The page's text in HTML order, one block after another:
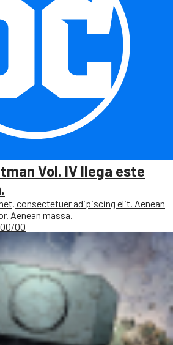
Vol. IV llega este
consectetuer adipiscing elit. Aenean
Aenean massa.
00